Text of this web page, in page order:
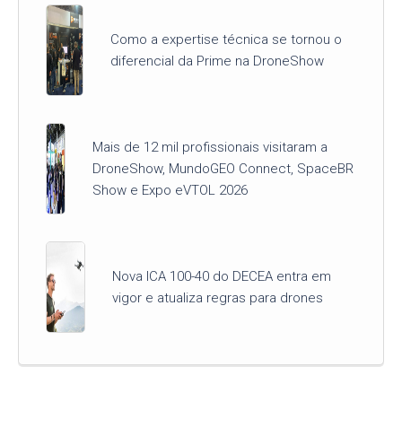
Como a expertise técnica se tornou o
diferencial da Prime na DroneShow
Mais de 12 mil profissionais visitaram a
DroneShow, MundoGEO Connect, SpaceBR
Show e Expo eVTOL 2026
Nova ICA 100-40 do DECEA entra em
vigor e atualiza regras para drones